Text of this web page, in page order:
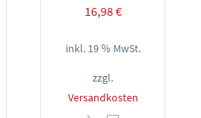
16,98€
inkl. 19 % MwSt.
zzgl.
Versandkosten